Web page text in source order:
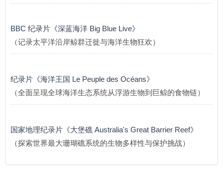
BBC 纪录片《深蓝海洋 Big Blue Live》
（记录太平洋沿岸鲸群迁徙与海洋生物狂欢）
纪录片《海洋王国 Le Peuple des Océans》
（全面呈现全球海洋生态系统从浮游生物到巨鲸的食物链）
国家地理纪录片《大堡礁 Australia's Great Barrier Reef》
（探索世界最大珊瑚礁系统的生物多样性与保护挑战）